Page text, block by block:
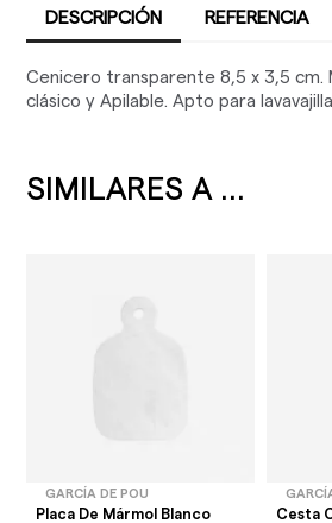
DESCRIPCIÓN REFERENCIA
Cenicero transparente 8,5 x 3,5 cm.
clásico y Apilable. Apto para
SIMILARES A ...
GARCÍA DE POU
Placa De Mármol Blanco
Cesta